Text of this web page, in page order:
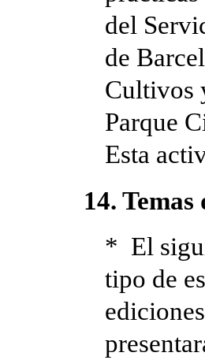
del
de
Cultivos
Parque
Esta
14.
* El
tipo de